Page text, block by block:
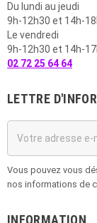
Du lundi au jeudi
9h-12h30 et 14h-
Le vendredi
9h-12h30 et 14h-
02 72 25 64 64
LETTRE
Vous pouvez vous
nos informations de
INFORMATION